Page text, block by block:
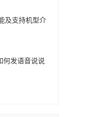
及支持机型介
何发语音说说